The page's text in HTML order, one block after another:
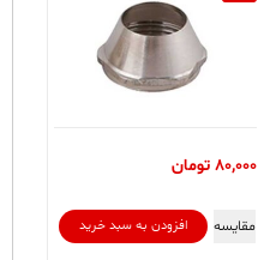
80,000 تومان
افزودن به سبد خرید مقایسه